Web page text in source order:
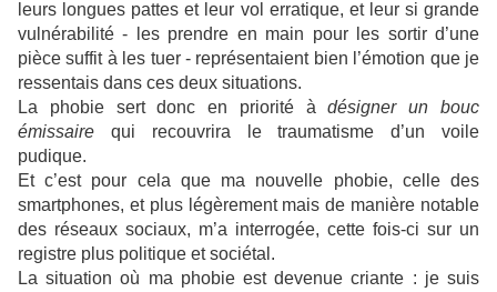
leurs longues pattes et leur vol erratique, et leur si grande
vulnérabilité - les prendre en main pour les sortir d’une
pièce suffit à les tuer - représentaient bien l’émotion que je
ressentais dans ces deux situations.
La phobie sert donc en priorité àdésigner un bouc
émissaire qui recouvrira le traumatisme d’un voile
pudique.
Et c’est pour cela que ma nouvelle phobie, celle des
smartphones, et plus légèrement mais de manière notable
des réseaux sociaux, m’a interrogée, cette fois-ci sur un
registre plus politique et sociétal.
La situation où ma phobie est devenue criante : je suis